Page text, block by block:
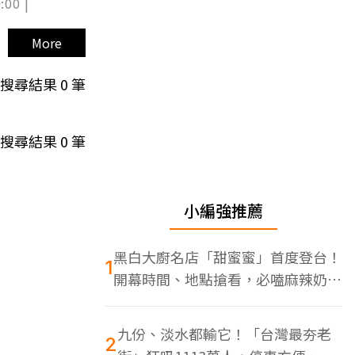
More
搜尋結果0筆
搜尋結果0筆
小編強推薦
1黑白大廚名店「甜蜜蜜」首度登台！
開幕時間、地點搶看，必嗑麻辣奶油
蝦
2九份、淡水都輸它！「台灣最夯老